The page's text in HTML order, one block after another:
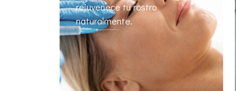
rejuvenece tu rostro
naturalmente.